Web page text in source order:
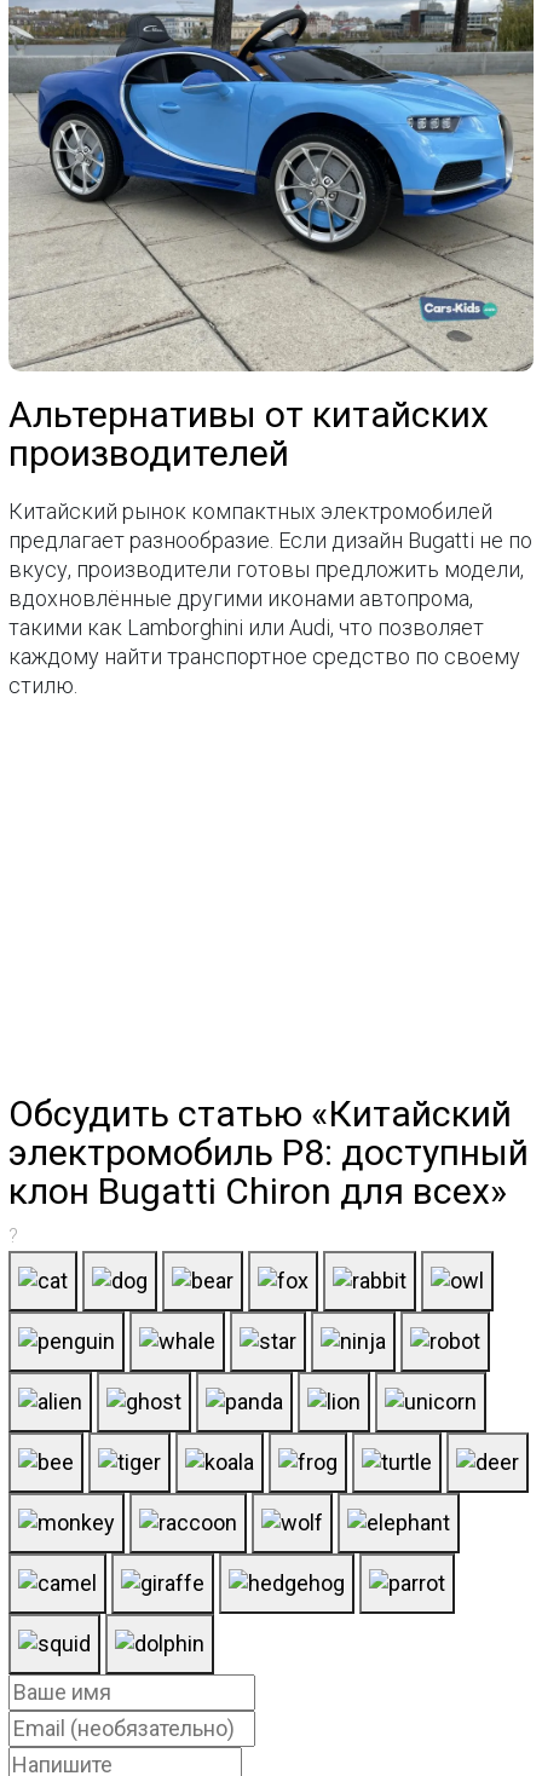
Альтернативы от китайских
производителей
Китайский рынок компактных электромобилей
предлагает разнообразие. Если дизайн Bugatti не по
вкусу, производители готовы предложить модели,
вдохновлённые другими иконами автопрома,
такими как Lamborghini или Audi, что позволяет
каждому найти транспортное средство по своему
стилю.
Обсудить статью «Китайский
электромобиль P8: доступный
клон Bugatti Chiron для всех»
?